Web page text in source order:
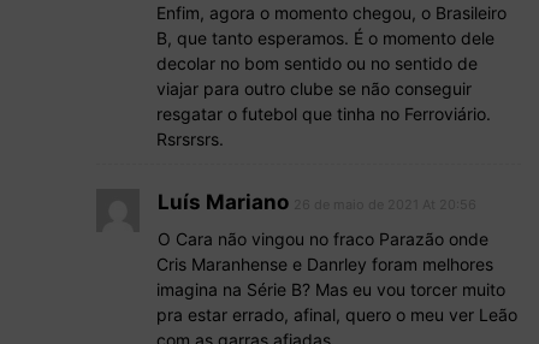
Enfim, agora o momento chegou, o Brasileiro
B, que tanto esperamos. É o momento dele
decolar no bom sentido ou no sentido de
viajar para outro clube se não conseguir
resgatar o futebol que tinha no Ferroviário.
Rsrsrsrs.
Luís Mariano
O Cara não vingou no fraco Parazão onde
Cris Maranhense e Danrley foram melhores
imagina na Série B? Mas eu vou torcer muito
pra estar errado, afinal, quero o meu ver Leão
com as garras afiadas.